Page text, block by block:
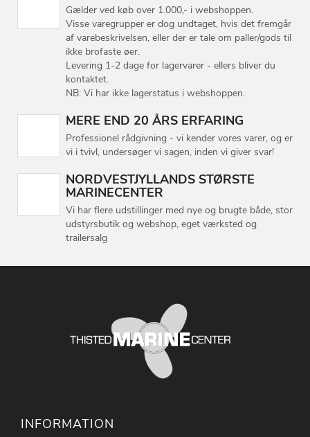
Gælder ved køb over 1.000,- i webshoppen.
Visse varegrupper er dog undtaget, hvis det fremgår
af varebeskrivelsen, eller der er tale om paller/gods til
ikke brofaste øer.
Levering 1-2 dage for lagervarer - ellers bliver du
kontaktet.
NB: Vi har ikke lagerstatus i webshoppen.
MERE END 20 ÅRS ERFARING
Professionel rådgivning - vi kender vores varer, og er
vi i tvivl, undersøger vi sagen, inden vi giver svar!
NORDVESTJYLLANDS STØRSTE
MARINECENTER
Vi har flere udstillinger med nye og brugte både, stor
udstyrsbutik og webshop, eget værksted og
trailersalg
INFORMATION